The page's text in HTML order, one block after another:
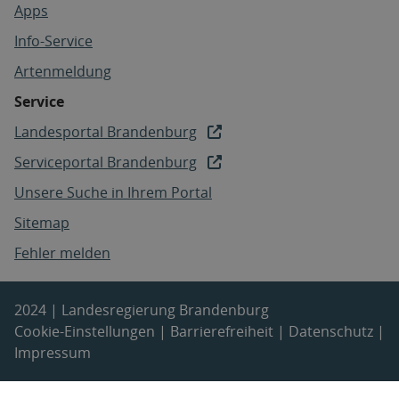
Apps
Info-Service
Artenmeldung
Service
Landesportal Brandenburg
Serviceportal Brandenburg
Unsere Suche in Ihrem Portal
Sitemap
Fehler melden
2024 | Landesregierung Brandenburg
Cookie-Einstellungen | Barrierefreiheit | Datenschutz |
Impressum